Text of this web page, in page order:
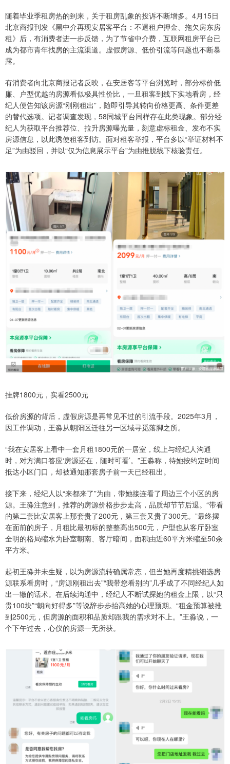
随着毕业季租房热的到来，关于租房乱象的投诉不断增多。4月15日
北京商报刊发《黑中介再现安居客平台：不退租户押金、拖欠房东房
租》后，有消费者进一步反馈，为了节省中介费，互联网租房平台已
成为都市青年找房的主流渠道。虚假房源、低价引流等问题也不断暴
露。
有消费者向北京商报记者反映，在安居客等平台浏览时，部分标价低
廉、户型优越的房源看似极具性价比，一旦租客到线下实地看房，经
纪人便告知该房源“刚刚租出”，随即引导其转向价格更高、条件更差
的替代选项。记者调查发现，58同城平台同样存在此类现象。部分经
纪人为获取平台推荐位、拉升房源曝光量，刻意虚标租金、发布不实
房源信息，以此诱使租客到访。面对租客举报，平台多以“举证材料不
足”为由驳回，并以“仅为信息展示平台”为由推脱线下核验责任。
挂牌1800元，实看2500元
低价房源的背后，虚假房源是再常见不过的引流手段。2025年3月，
因工作调动，王淼从朝阳区迁往另一区域寻觅落脚之所。
“我在安居客上看中一套月租1800元的一居室，线上与经纪人沟通
时，对方满口答应‘房源还在，随时可看’。”王淼称，待她按约定时间
抵达小区门口，却被通知那套房子前一天已经租出。
接下来，经纪人以“来都来了”为由，带她接连看了周边三个小区的房
源。王淼注意到，推荐的房源价格步步走高，品质却节节后退。“带看
的第二套比安居客上那套贵了200元，第三套又贵了300元。”最终摆
在面前的房子，月租比最初标的整整高出500元，户型也从客厅卧室
全明的格局缩水为卧室朝南、客厅暗间，面积由近60平方米缩至50余
平方米。
起初王淼并未生疑，以为房源流转确属常态，但当她再度精挑细选房
源联系看房时，“房源刚租出去”“我带您看别的”几乎成了不同经纪人如
出一辙的话术。在后续沟通中，经纪人不断试探她的租金上限，以“只
贵100块”“朝向好得多”等说辞步步抬高她的心理预期。“租金预算被推
到2500元，但房源的面积和品质却跟我的需求对不上。”王淼说，一
个下午过去，心仪的房源一无所获。